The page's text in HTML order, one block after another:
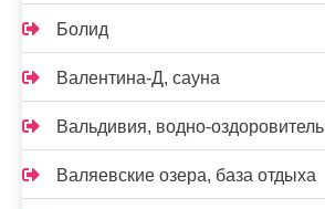
Болид
Валентина-Д, сауна
Вальдивия, водно-
Валяевские озера, база отдыха